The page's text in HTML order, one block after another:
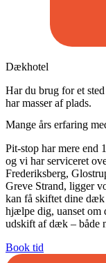
Dækhotel
Har du brug for et
har masser af plads.
Mange års erfaring
Pit-stop har mere end
og vi har serviceret
Frederiksberg,
Greve Strand, ligger
kan få skiftet dine
hjælpe dig, uanset om
udskift af dæk – både
Book tid